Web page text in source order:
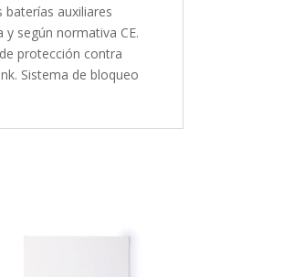
auxiliares
según normativa CE.
protección contra
Sistema de bloqueo